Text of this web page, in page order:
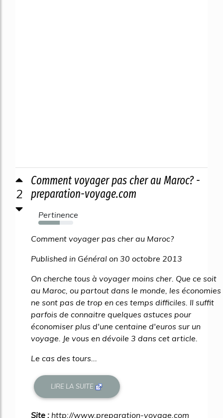
2
Comment voyager pas cher au Maroc? -
preparation-voyage.com
Pertinence
61%
Comment voyager pas cher au Maroc?
Published in Général on 30 octobre 2013
On cherche tous à voyager moins cher. Que ce soit
au Maroc, ou partout dans le monde, les économies
ne sont pas de trop en ces temps difficiles. Il suffit
parfois de connaitre quelques astuces pour
économiser plus d'une centaine d'euros sur un
voyage. Je vous en dévoile 3 dans cet article.
Le cas des tours...
LIRE LA SUITE
Site : http://www.preparation-voyage.com